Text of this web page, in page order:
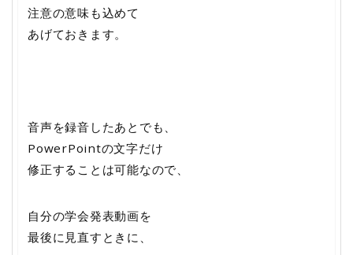
注意の意味も込めて
あげておきます。
音声を録音したあとでも、
PowerPointの文字だけ
修正することは可能なので、
自分の学会発表動画を
最後に見直すときに、